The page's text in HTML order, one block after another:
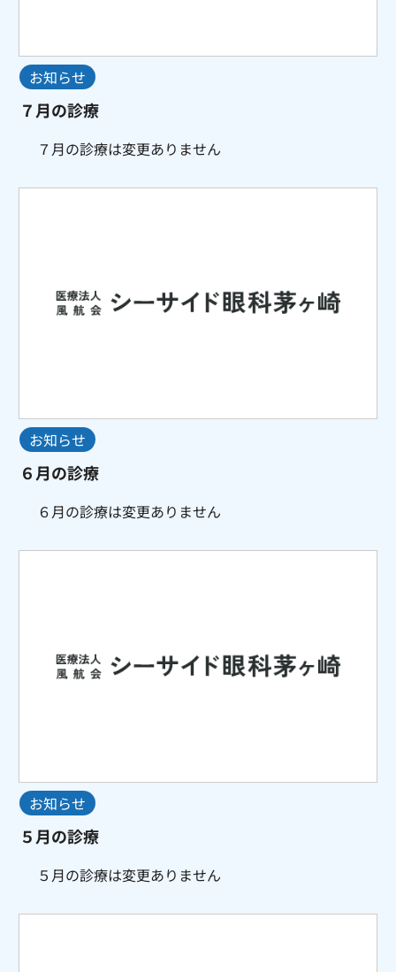
お知らせ
７月の診療
７月の診療は変更ありません
お知らせ
６月の診療
６月の診療は変更ありません
お知らせ
５月の診療
５月の診療は変更ありません